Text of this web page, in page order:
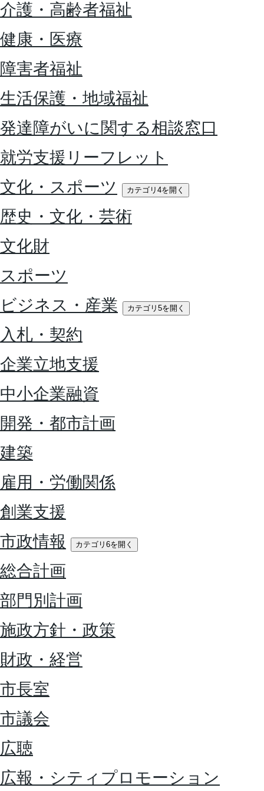
介護・高齢者福祉
健康・医療
障害者福祉
生活保護・地域福祉
発達障がいに関する相談窓口
就労支援リーフレット
文化・スポーツ
カテゴリ4を開く
歴史・文化・芸術
文化財
スポーツ
ビジネス・産業
カテゴリ5を開く
入札・契約
企業立地支援
中小企業融資
開発・都市計画
建築
雇用・労働関係
創業支援
市政情報
カテゴリ6を開く
総合計画
部門別計画
施政方針・政策
財政・経営
市長室
市議会
広聴
広報・シティプロモーション